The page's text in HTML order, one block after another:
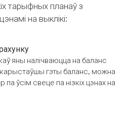
тарыфных планаў з
цэнамі на выклікі:
яны налічваюцца на баланс
гэты баланс, можна
ўсім свеце па нізкіх цэнах на